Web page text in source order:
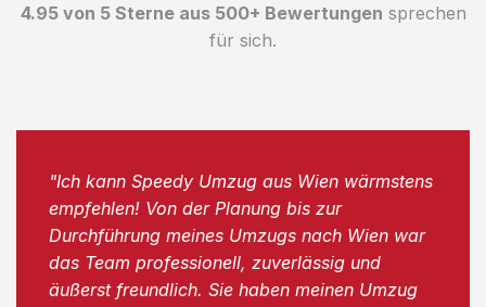
4.95 von 5 Sterne aus 500+ Bewertungen sprechen
für sich.
"Ich kann Speedy Umzug aus Wien wärmstens
empfehlen! Von der Planung bis zur
Durchführung meines Umzugs nach Wien war
das Team professionell, zuverlässig und
äußerst freundlich. Sie haben meinen Umzug